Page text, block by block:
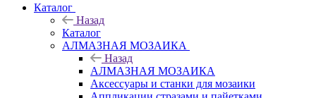
Каталог
Назад
Каталог
АЛМАЗНАЯ МОЗАИКА
Назад
АЛМАЗНАЯ МОЗАИКА
Аксессуары и станки для мозаики